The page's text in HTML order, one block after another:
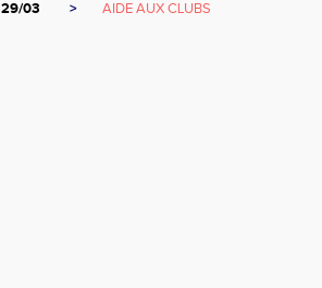
29/03
> AIDE AUX CLUBS